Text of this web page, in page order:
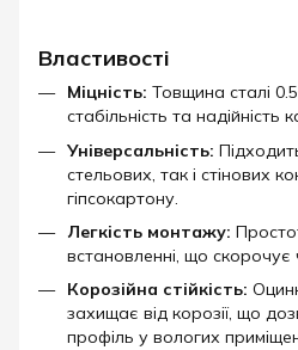
Властивості
Міцність: Товщина сталі
стабільність та надійність
Універсальність:
стельових, так і стінових
гіпсокартону.
Легкість монтажу:
встановленні, що
Корозійна стійкість:
захищає від корозії, що
профіль у вологих